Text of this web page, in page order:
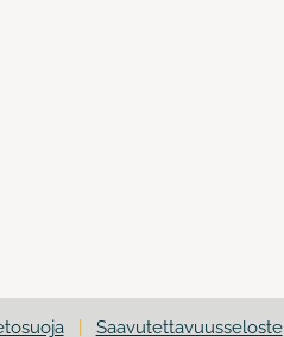
Saavutettavuusseloste